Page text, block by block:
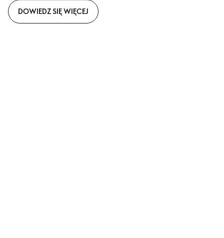
DOWIEDZ SIĘ WIĘCEJ